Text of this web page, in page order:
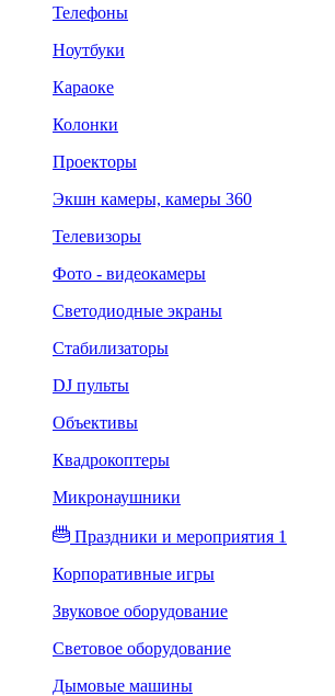
Телефоны
Ноутбуки
Караоке
Колонки
Проекторы
Экшн камеры, камеры 360
Телевизоры
Фото - видеокамеры
Светодиодные экраны
Стабилизаторы
DJ пульты
Объективы
Квадрокоптеры
Микронаушники
Праздники и мероприятия 1
Корпоративные игры
Звуковое оборудование
Световое оборудование
Дымовые машины